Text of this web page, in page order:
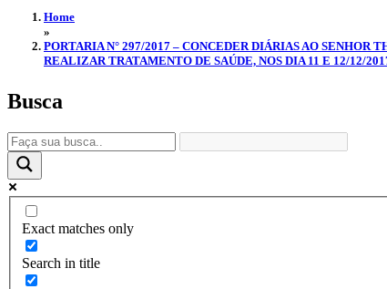
Home
»
PORTARIA N° 297/2017 – CONCEDER DIÁRIAS AO SENHOR
REALIZAR TRATAMENTO DE SAÚDE, NOS DIA 11 E 12/12/
Busca
Exact matches only
Search in title